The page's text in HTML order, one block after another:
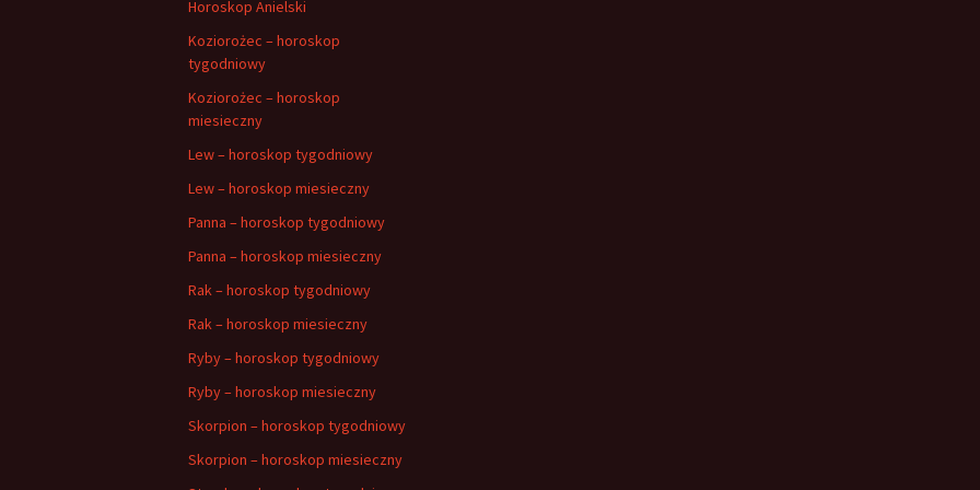
Horoskop Anielski
Koziorożec – horoskop
tygodniowy
Koziorożec – horoskop
miesieczny
Lew – horoskop tygodniowy
Lew – horoskop miesieczny
Panna – horoskop tygodniowy
Panna – horoskop miesieczny
Rak – horoskop tygodniowy
Rak – horoskop miesieczny
Ryby – horoskop tygodniowy
Ryby – horoskop miesieczny
Skorpion – horoskop tygodniowy
Skorpion – horoskop miesieczny